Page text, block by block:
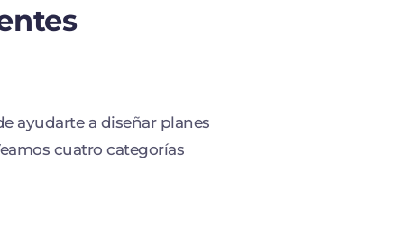
ayudarte a diseñar planes
cuatro categorías